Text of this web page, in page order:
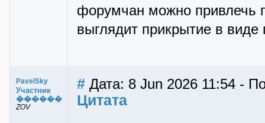
форумчан можно привлечь
выглядит прикрытие в виде
PavelSky
Участник
������
ZOV
# Дата: 8 Jun 2026 11:54 -
Цитата